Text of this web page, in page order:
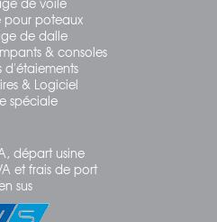
pour poteaux
de dalle
& consoles
d'étaiements
& Logiciel
spéciale
départ usine
et frais de port
sus